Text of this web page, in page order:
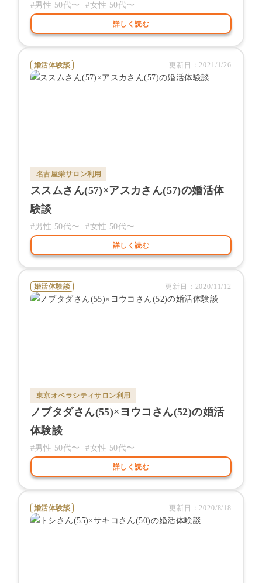
#男性 50代〜 #女性 50代〜
詳しく読む
婚活体験談 更新日：2021/1/26
名古屋栄サロン利用
ススムさん(57)×アスカ さん(57)の婚活体
験談
#男性 50代〜 #女性 50代〜
詳しく読む
婚活体験談 更新日： 2020/11/12
東京オペラシティサロン利用
ノブタダさん(55)× ヨウコ さん(52)の婚活
体験談
#男性 50代〜 #女性 50代〜
詳しく読む
婚活体験談 更新日：2020/8/18